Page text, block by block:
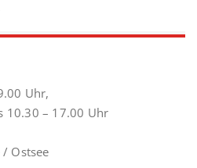
Uhr,
10.30 – 17.00 Uhr
/ Ostsee